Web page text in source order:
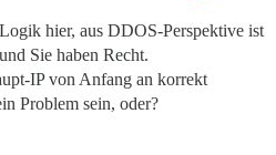
hier, aus DDOS-Perspektive ist
Sie haben Recht.
IP von Anfang an korrekt
Problem sein, oder?